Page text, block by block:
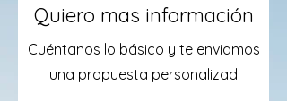
Quiero mas información
Cuéntanos lo básico y te enviamos
una propuesta personalizad